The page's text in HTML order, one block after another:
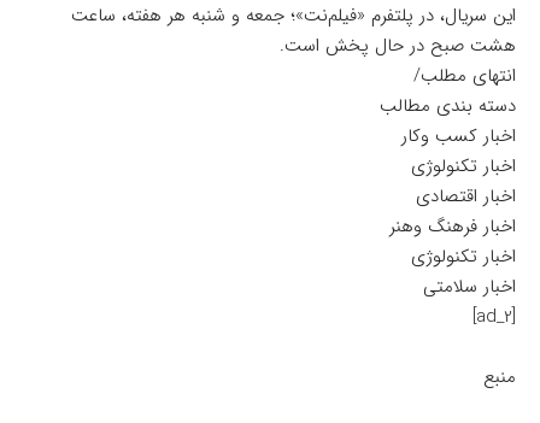
این سریال، در پلتفرم «فیلم‌نت»؛ جمعه و شنبه هر هفته، ساعت
هشت صبح در حال پخش است.
انتهای مطلب/
دسته بندی مطالب
اخبار کسب وکار
اخبار تکنولوژی
اخبار اقتصادی
اخبار فرهنگ وهنر
اخبار تکنولوژی
اخبار سلامتی
[ad_2]
منبع